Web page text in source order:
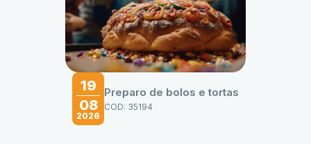
19
08
2026
Preparo de bolos e tortas
COD: 35194